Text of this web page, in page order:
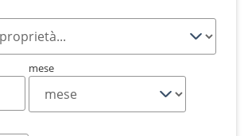
mese